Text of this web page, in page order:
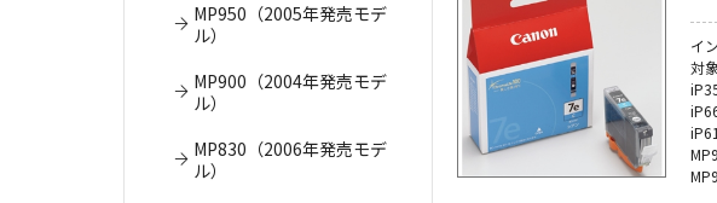
MP950（2005年発売モデ
ル）
MP900（2004年発売モデ
ル）
MP830（2006年発売モデ
ル）
イ
対